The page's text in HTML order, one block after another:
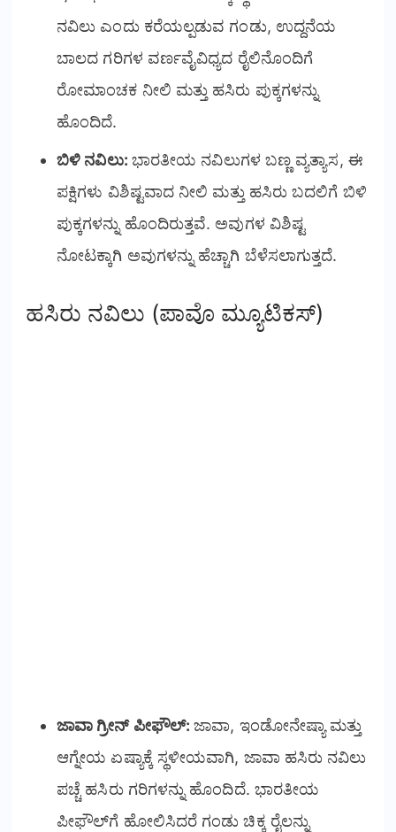
ನವಿಲು ಎಂದು ಕರೆಯಲ್ಪಡುವ ಗಂಡು, ಉದ್ದನೆಯ
ಬಾಲದ ಗರಿಗಳ ವರ್ಣವೈವಿಧ್ಯದ ರೈಲಿನೊಂದಿಗೆ
ರೋಮಾಂಚಕ ನೀಲಿ ಮತ್ತು ಹಸಿರು ಪುಕ್ಕಗಳನ್ನು
ಹೊಂದಿದೆ.
ಬಿಳಿ ನವಿಲು: ಭಾರತೀಯ ನವಿಲುಗಳ ಬಣ್ಣ ವ್ಯತ್ಯಾಸ, ಈ
ಪಕ್ಷಿಗಳು ವಿಶಿಷ್ಟವಾದ ನೀಲಿ ಮತ್ತು ಹಸಿರು ಬದಲಿಗೆ ಬಿಳಿ
ಪುಕ್ಕಗಳನ್ನು ಹೊಂದಿರುತ್ತವೆ. ಅವುಗಳ ವಿಶಿಷ್ಟ
ನೋಟಕ್ಕಾಗಿ ಅವುಗಳನ್ನು ಹೆಚ್ಚಾಗಿ ಬೆಳೆಸಲಾಗುತ್ತದೆ.
ಹಸಿರು ನವಿಲು (ಪಾವೊ ಮ್ಯೂಟಿಕಸ್)
ಜಾವಾ ಗ್ರೀನ್ ಪೀಫೌಲ್:ಜಾವಾ, ಇಂಡೋನೇಷ್ಯಾ ಮತ್ತು
ಆಗ್ನೇಯ ಏಷ್ಯಾಕ್ಕೆ ಸ್ಥಳೀಯವಾಗಿ, ಜಾವಾ ಹಸಿರು ನವಿಲು
ಪಚ್ಚೆ ಹಸಿರು ಗರಿಗಳನ್ನು ಹೊಂದಿದೆ. ಭಾರತೀಯ
ಪೀಫೌಲ್‌ಗೆ ಹೋಲಿಸಿದರೆ ಗಂಡು ಚಿಕ್ಕ ರೈಲನ್ನು